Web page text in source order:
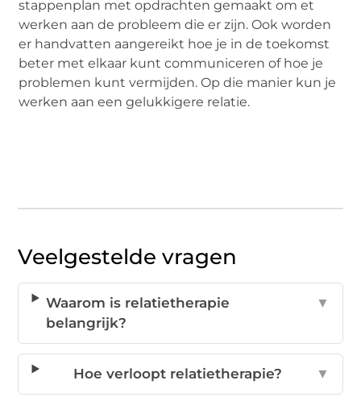
stappenplan met opdrachten gemaakt om et
werken aan de probleem die er zijn. Ook worden
er handvatten aangereikt hoe je in de toekomst
beter met elkaar kunt communiceren of hoe je
problemen kunt vermijden. Op die manier kun je
werken aan een gelukkigere relatie.
Veelgestelde vragen
Waarom is relatietherapie
belangrijk?
▼
Hoe verloopt relatietherapie? ▼